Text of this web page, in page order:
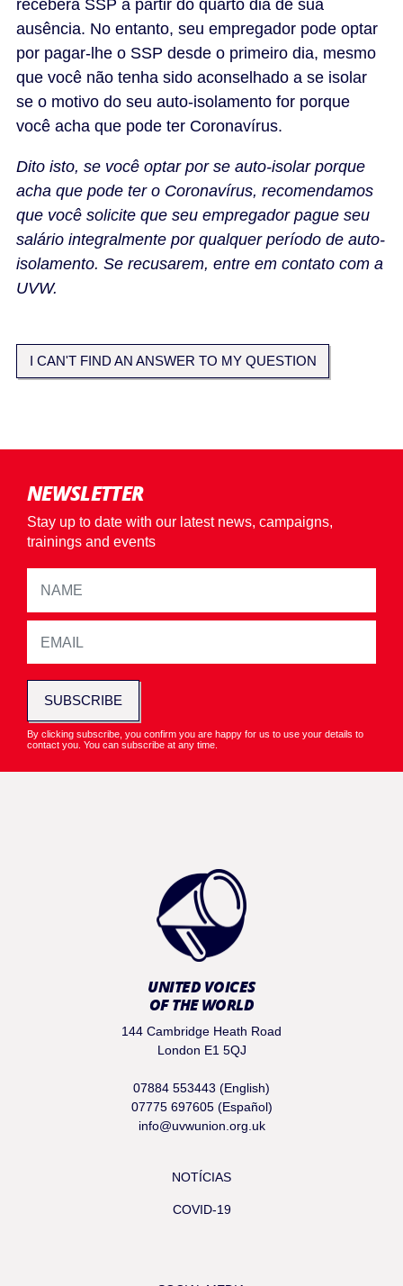
receberá SSP a partir do quarto dia de sua
ausência. No entanto, seu empregador pode optar
por pagar-lhe o SSP desde o primeiro dia, mesmo
que você não tenha sido aconselhado a se isolar
se o motivo do seu auto-isolamento for porque
você acha que pode ter Coronavírus.
Dito isto, se você optar por se auto-isolar porque
acha que pode ter o Coronavírus, recomendamos
que você solicite que seu empregador pague seu
salário integralmente por qualquer período de auto-
isolamento. Se recusarem, entre em contato com a
UVW.
I CAN'T FIND AN ANSWER TO MY QUESTION
NEWSLETTER
Stay up to date with our latest news, campaigns,
trainings and events
SUBSCRIBE
By clicking subscribe, you confirm you are happy for us to use your details to
contact you. You can subscribe at any time.
UNITED VOICES
OF THE WORLD
144 Cambridge Heath Road
London E1 5QJ
07884 553443 (English)
07775 697605 (Español)
info@uvwunion.org.uk
NOTÍCIAS
COVID-19